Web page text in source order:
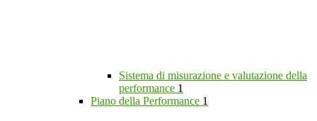
Sistema di misurazione e valutazione della
performance 1
Piano della Performance 1